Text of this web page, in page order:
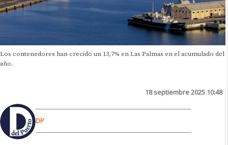
Los contenedores han crecido un 13,7% en Las Palmas en el acumulado del
año.
18 septiembre 2025 10:48
DP